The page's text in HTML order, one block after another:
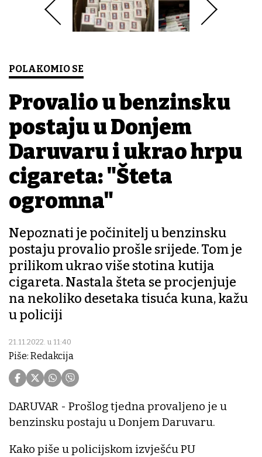
POLAKOMIO SE
Provalio u benzinsku
postaju u Donjem
Daruvaru i ukrao hrpu
cigareta: "Šteta
ogromna"
Nepoznati je počinitelj u benzinsku
postaju provalio prošle srijede. Tom je
prilikom ukrao više stotina kutija
cigareta. Nastala šteta se procjenjuje
na nekoliko desetaka tisuća kuna, kažu
u policiji
21.11.2022. u 11:40
Piše: Redakcija
DARUVAR - Prošlog tjedna provaljeno je u
benzinsku postaju u Donjem Daruvaru.
Kako piše u policijskom izvješću PU